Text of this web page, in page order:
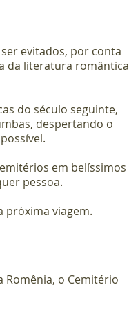
evitados, por conta
da literatura romântica
do século seguinte,
despertando o
em belíssimos
pessoa.
próxima viagem.
o Cemitério